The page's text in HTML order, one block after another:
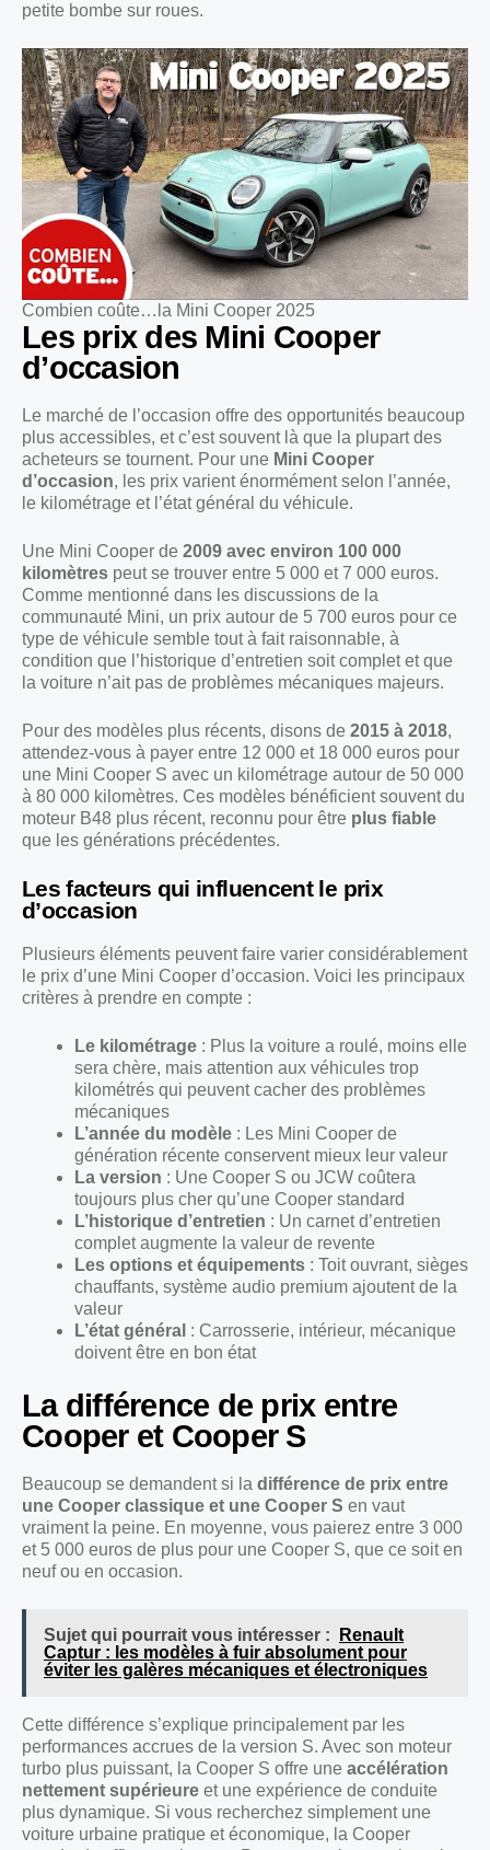
petite bombe sur roues.
Combien coûte…la Mini Cooper 2025
Les prix des Mini Cooper
d’occasion
Le marché de l’occasion offre des opportunités beaucoup
plus accessibles, et c’est souvent là que la plupart des
acheteurs se tournent. Pour une Mini Cooper
d’occasion, les prix varient énormément selon l’année,
le kilométrage et l’état général du véhicule.
Une Mini Cooper de 2009 avec environ 100 000
kilomètres peut se trouver entre 5 000 et 7 000 euros.
Comme mentionné dans les discussions de la
communauté Mini, un prix autour de 5 700 euros pour ce
type de véhicule semble tout à fait raisonnable, à
condition que l’historique d’entretien soit complet et que
la voiture n’ait pas de problèmes mécaniques majeurs.
Pour des modèles plus récents, disons de 2015 à 2018,
attendez-vous à payer entre 12 000 et 18 000 euros pour
une Mini Cooper S avec un kilométrage autour de 50 000
à 80 000 kilomètres. Ces modèles bénéficient souvent du
moteur B48 plus récent, reconnu pour être plus fiable
que les générations précédentes.
Les facteurs qui influencent le prix
d’occasion
Plusieurs éléments peuvent faire varier considérablement
le prix d’une Mini Cooper d’occasion. Voici les principaux
critères à prendre en compte :
Le kilométrage : Plus la voiture a roulé, moins elle
sera chère, mais attention aux véhicules trop
kilométrés qui peuvent cacher des problèmes
mécaniques
L’année du modèle : Les Mini Cooper de
génération récente conservent mieux leur valeur
La version : Une Cooper S ou JCW coûtera
toujours plus cher qu’une Cooper standard
L’historique d’entretien : Un carnet d’entretien
complet augmente la valeur de revente
Les options et équipements : Toit ouvrant, sièges
chauffants, système audio premium ajoutent de la
valeur
L’état général : Carrosserie, intérieur, mécanique
doivent être en bon état
La différence de prix entre
Cooper et Cooper S
Beaucoup se demandent si la différence de prix entre
une Cooper classique et une Cooper S en vaut
vraiment la peine. En moyenne, vous paierez entre 3 000
et 5 000 euros de plus pour une Cooper S, que ce soit en
neuf ou en occasion.
Sujet qui pourrait vous intéresser :
Renault
Captur : les modèles à fuir absolument pour
éviter les galères mécaniques et électroniques
Cette différence s’explique principalement par les
performances accrues de la version S. Avec son moteur
turbo plus puissant, la Cooper S offre une accélération
nettement supérieure et une expérience de conduite
plus dynamique. Si vous recherchez simplement une
voiture urbaine pratique et économique, la Cooper